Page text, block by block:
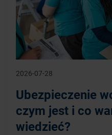
2026-07-28
Ubezpieczenie
czym jest i co
wiedzieć?